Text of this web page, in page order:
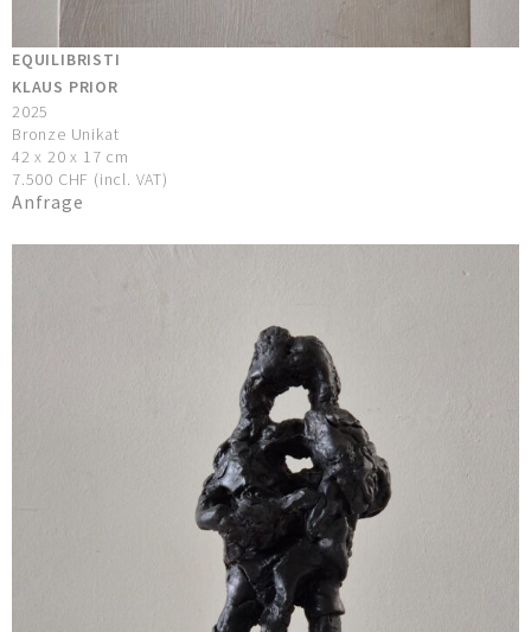
EQUILIBRISTI
KLAUS PRIOR
2025
Bronze Unikat
42 x 20 x 17 cm
7.500 CHF (incl. VAT)
Anfrage